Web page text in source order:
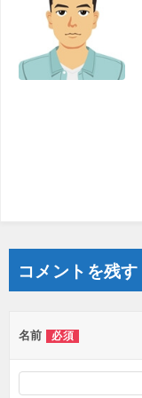
コメントを残す
名前 必須